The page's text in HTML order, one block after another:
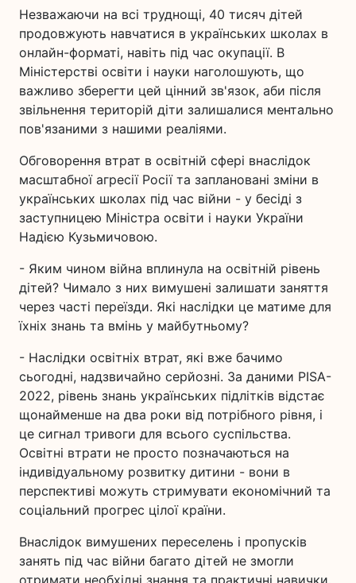
Незважаючи на всі труднощі, 40 тисяч дітей
продовжують навчатися в українських школах в
онлайн-форматі, навіть під час окупації. В
Міністерстві освіти і науки наголошують, що
важливо зберегти цей цінний зв'язок, аби після
звільнення територій діти залишалися ментально
пов'язаними з нашими реаліями.
Обговорення втрат в освітній сфері внаслідок
масштабної агресії Росії та заплановані зміни в
українських школах під час війни - у бесіді з
заступницею Міністра освіти і науки України
Надією Кузьмичовою.
- Яким чином війна вплинула на освітній рівень
дітей? Чимало з них вимушені залишати заняття
через часті переїзди. Які наслідки це матиме для
їхніх знань та вмінь у майбутньому?
- Наслідки освітніх втрат, які вже бачимо
сьогодні, надзвичайно серйозні. За даними PISA-
2022, рівень знань українських підлітків відстає
щонайменше на два роки від потрібного рівня, і
це сигнал тривоги для всього суспільства.
Освітні втрати не просто позначаються на
індивідуальному розвитку дитини - вони в
перспективі можуть стримувати економічний та
соціальний прогрес цілої країни.
Внаслідок вимушених переселень і пропусків
занять під час війни багато дітей не змогли
отримати необхідні знання та практичні навички.